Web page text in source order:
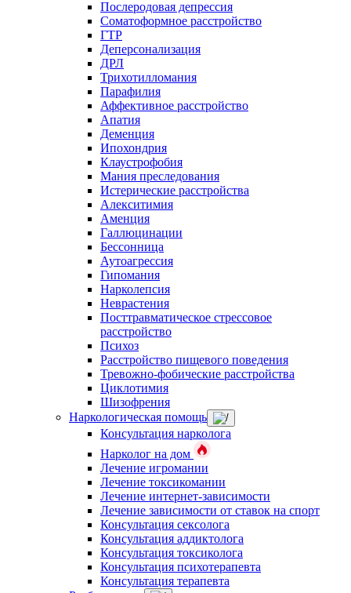
Послеродовая депрессия
Соматоформное расстройство
ГТР
Деперсонализация
ДРЛ
Трихотилломания
Парафилия
Аффективное расстройство
Апатия
Деменция
Ипохондрия
Клаустрофобия
Мания преследования
Истерические расстройства
Алекситимия
Аменция
Галлюцинации
Бессонница
Аутоагрессия
Гипомания
Нарколепсия
Неврастения
Посттравматическое стрессовое
расстройство
Психоз
Расстройство пищевого поведения
Тревожно-фобические расстройства
Циклотимия
Шизофрения
Наркологическая помощь
Консультация нарколога
Нарколог на дом
Лечение игромании
Лечение токсикомании
Лечение интернет-зависимости
Лечение зависимости от ставок на спорт
Консультация сексолога
Консультация аддиктолога
Консультация токсиколога
Консультация психотерапевта
Консультация терапевта